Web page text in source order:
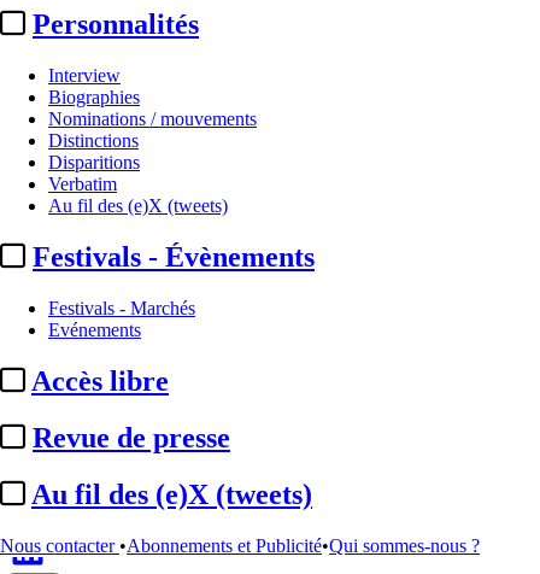
Personnalités
Interview
Biographies
Nominations / mouvements
Distinctions
Disparitions
Verbatim
Au fil des (e)X (tweets)
Festivals - Évènements
Festivals - Marchés
Evénements
Accès libre
Revue de presse
Au fil des (e)X (tweets)
Nous contacter •Abonnements et Publicité•Qui sommes-nous ?
Netflix :
minisérie « La Grande »
réalisée par Mélanie ...
ParYvane Dréant